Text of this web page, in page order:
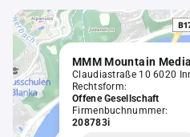
Claudiastraße 10 6020
Rechtsform:
Offene Gesellschaft
Firmenbuchnummer:
208783i